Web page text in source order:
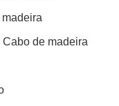
de madeira